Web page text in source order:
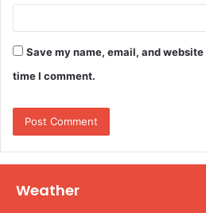
Save my name, email, and
time I comment.
Weather